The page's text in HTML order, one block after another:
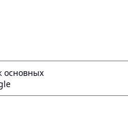
основных